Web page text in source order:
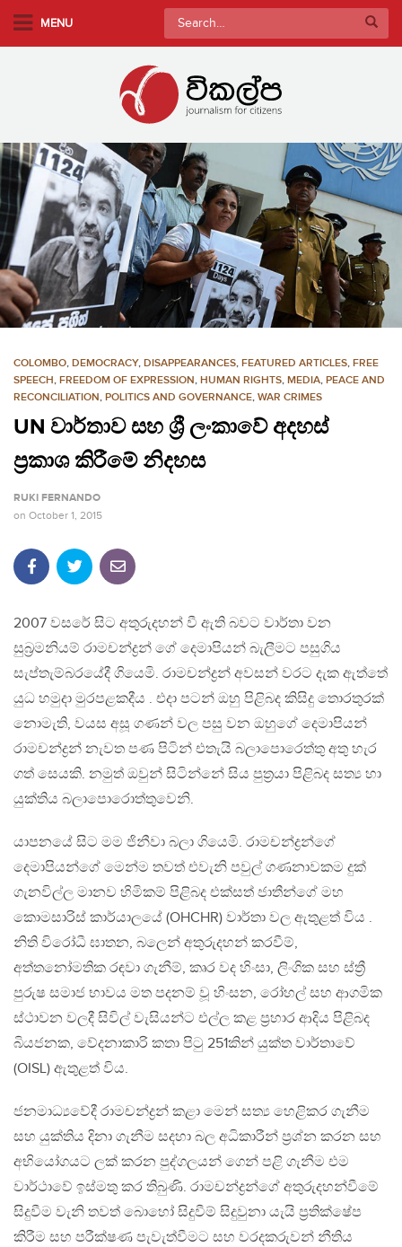
m
a
n
c
o
n
t
e
MENU
Search
for:
COLOMBO, DEMOCRACY, DISAPPEARANCES, FEATURED ARTICLES, FREE
SPEECH, FREEDOM OF EXPRESSION, HUMAN RIGHTS, MEDIA, PEACE AND
RECONCILIATION, POLITICS AND GOVERNANCE, WAR CRIMES
UN වාර්තාව සහ ශ්‍රී ලංකාවේ අදහස්
ප්‍රකාශ කිරීමේ නිදහස
RUKI FERNANDO
on October 1, 2015
2007 වසරේ සිට අතුරුදහන් වී ඇති බවට වාර්තා වන
සුබ්‍රමනියම් රාමචන්ද්‍රන් ගේ දෙමාපියන් බැලීමට පසුගිය
සැප්තැම්බරයේදී ගියෙමි. රාමචන්ද්‍රන් අවසන් වරට දැක ඇත්තේ
යුධ හමුදා මුරපළකදීය . එදා පටන් ඔහු පිළිබද කිසිදු තොරතුරක්
නොමැති, වයස අසූ ගණන් වල පසු වන ඔහුගේ දෙමාපියන්
රාමචන්ද්‍රන් නැවත පණ පිටින් එතැයි බලාපොරෙත්තු අතු හැර
ගත් සෙයකි. නමුත් ඔවුන් සිටින්නේ සිය පුත්‍රයා පිළිබද සත්‍ය හා
‍යුක්තිය බලාපොරොත්තුවෙනි.
යාපනයේ සිට මම ජිනීවා බලා ගියෙමි. රාමචන්ද්‍රන්ගේ
දෙමාපියන්ගේ මෙන්ම තවත් එවැනි පවුල් ගණනාවකම දුක්
ගැනවිල්ල මානව හිමිකම් පිළිබද එක්සත් ජාතීන්ගේ මහ
කොමසාරිස් කාර්යාලයේ (OHCHR) වාර්තා වල ඇතුළත් විය .
නිති විරෝධී ඝාතන, බලෙන් අතුරුදහන් කරවීම්,
අත්තනෝමතික රඳවා ගැනීම්, කෘර වද හිංසා, ලිංගික සහ ස්ත්‍රී
පුරුෂ සමාජ භාවය මත පදනම් වූ හිංසන, රෝහල් සහ ආගමික
ස්ථාවන වලදී සිවිල් වැසියන්ට එල්ල කළ ප්‍රහාර ආදිය පිළිබද
බියජනක, වේදනාකාරි කතා පිටු 251කින් යුක්ත වාර්තාවේ
(OISL) ඇතුළත් විය.
ජනමාධ්‍යවේදී රාමචන්ද්‍රන් කළා මෙන් සත්‍ය හෙළිකර ගැනීම
සහ යුක්තිය දිනා ගැනීම සදහා බල අධිකාරීන් ප්‍රශ්න කරන සහ
අභියෝගයට ලක් කරන පුද්ගලයන් ගෙන් පළි ගැනීම එම
වාර්ථාවේ ඉස්මතු කර තිබුණි. රාමචන්ද්‍රන්ගේ අතුරුදහන්වීමේ
සිදුවීම වැනි තවත් බොහෝ සිදුවීම් සිදුවුනා යැයි ප්‍රතික්ෂේප
කිරීම සහ පරීක්ෂණ පැවැත්වීමට සහ වරදකරුවන් නීතිය